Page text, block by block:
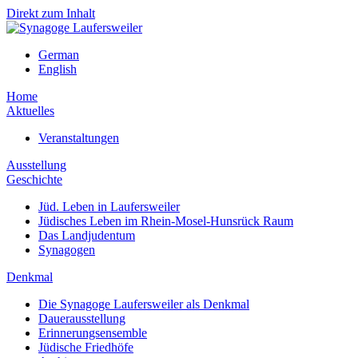
Direkt zum Inhalt
German
English
Home
Aktuelles
Veranstaltungen
Ausstellung
Geschichte
Jüd. Leben in Laufersweiler
Jüdisches Leben im Rhein-Mosel-Hunsrück Raum
Das Landjudentum
Synagogen
Denkmal
Die Synagoge Laufersweiler als Denkmal
Dauerausstellung
Erinnerungsensemble
Jüdische Friedhöfe